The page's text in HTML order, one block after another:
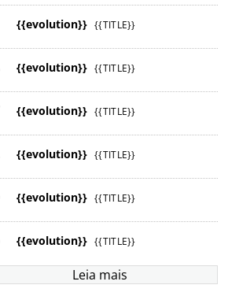
{{evolution}} {{TITLE}}
{{evolution}} {{TITLE}}
{{evolution}} {{TITLE}}
{{evolution}} {{TITLE}}
{{evolution}} {{TITLE}}
{{evolution}} {{TITLE}}
Leia mais